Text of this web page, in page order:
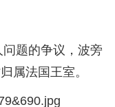
题的争议，波旁
属法国王室。